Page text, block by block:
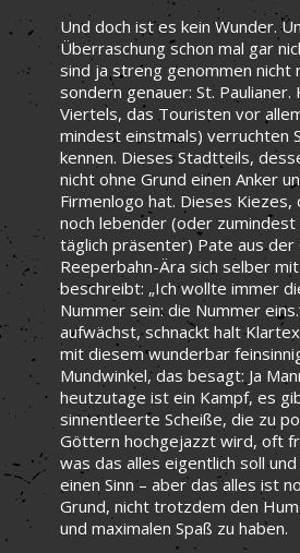
Und doch ist es kein Wunder.
Überraschung schon mal gar
sind ja streng genommen nicht
sondern genauer: St. Paulianer.
Viertels, das Touristen vor
mindest einstmals) verruchten
kennen. Dieses Stadtteils,
nicht ohne Grund einen Anker
Firmenlogo hat. Dieses
noch lebender (oder zumindest
täglich präsenter) Pate aus der
Reeperbahn-Ära sich selber
beschreibt: „Ich wollte immer
Nummer sein: die Nummer
aufwächst, schnackt halt
mit diesem wunderbar
Mundwinkel, das besagt: Ja
heutzutage ist ein Kampf, es
sinnentleerte Scheiße, die zu
Göttern hochgejazzt wird, oft
was das alles eigentlich soll
einen Sinn – aber das alles ist
Grund, nicht trotzdem den
und maximalen Spaß zu haben.